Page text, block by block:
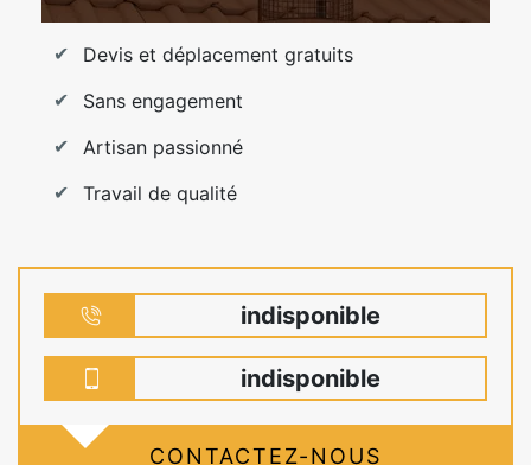
Devis et déplacement gratuits
Sans engagement
Artisan passionné
Travail de qualité
indisponible
indisponible
CONTACTEZ-NOUS